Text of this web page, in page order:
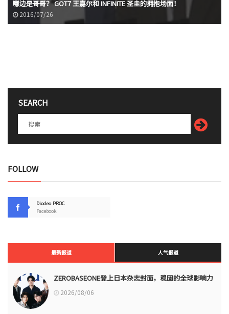
哪边是哥哥？ GOT7 王嘉尔和 INFINITE 圣圭的拥抱场面！
2016/07/26
SEARCH
FOLLOW
Diodeo.PROC
Facebook
最新报道 人气报道
ZEROBASEONE登上日本杂志封面，稳固的全球影响力
2026/08/06